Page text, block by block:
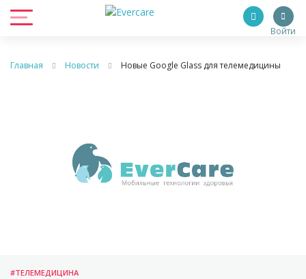
Войти
Главная Новости Новые Google Glass для телемедицины
#ТЕЛЕМЕДИЦИНА